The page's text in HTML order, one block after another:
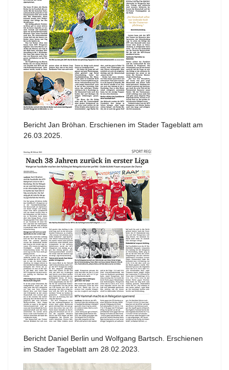
Bericht Jan Bröhan. Erschienen im Stader Tageblatt am
26.03.2025.
Bericht Daniel Berlin und Wolfgang Bartsch. Erschienen
im Stader Tageblatt am 28.02.2023.